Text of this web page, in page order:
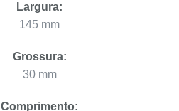
Largura:
145 mm
Grossura:
30 mm
Comprimento: